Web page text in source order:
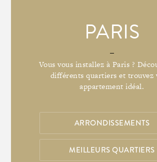
PARIS
Vous vous installez à Paris ?
différents quartiers et trouvez
appartement idéal.
ARRONDISSEMENTS
MEILLEURS QUARTIERS